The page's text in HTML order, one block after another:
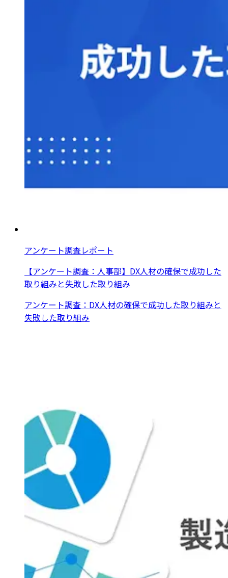
アンケート調査レポート
【アンケート調査：人事部】DX人材の確保で成功した
取り組みと失敗した取り組み
アンケート調査：DX人材の確保で成功した取り組みと
失敗した取り組み